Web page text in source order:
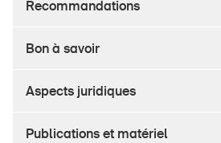
Campagnes
Postes vacants
Commander et télécharger
Recommandations
Bon à savoir
Aspects juridiques
Publications et matériel